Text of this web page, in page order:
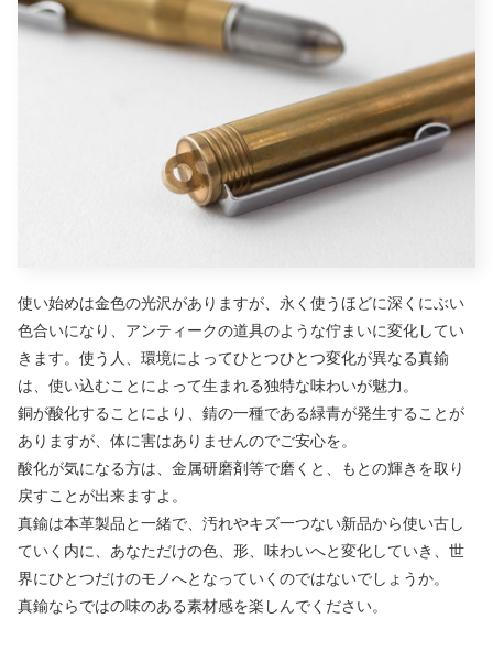
使い始めは金色の光沢がありますが、永く使うほどに深くにぶい
色合いになり、アンティークの道具のような佇まいに変化してい
きます。使う人、環境によってひとつひとつ変化が異なる真鍮
は、使い込むことによって生まれる独特な味わいが魅力。
銅が酸化することにより、錆の一種である緑青が発生することが
ありますが、体に害はありませんのでご安心を。
酸化が気になる方は、金属研磨剤等で磨くと、もとの輝きを取り
戻すことが出来ますよ。
真鍮は本革製品と一緒で、汚れやキズ一つない新品から使い古し
ていく内に、あなただけの色、形、味わいへと変化していき、世
界にひとつだけのモノへとなっていくのではないでしょうか。
真鍮ならではの味のある素材感を楽しんでください。